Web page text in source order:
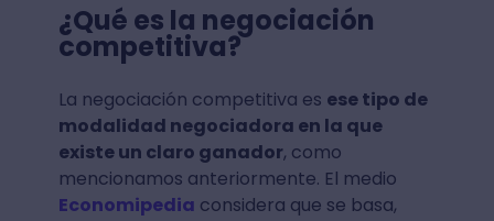
¿Qué es la negociación
competitiva?
La negociación competitiva es ese tipo de
modalidad negociadora en la que
existe un claro ganador, como
mencionamos anteriormente. El medio
Economipedia considera que se basa,